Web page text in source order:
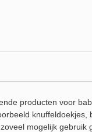
producten voor
knuffeldoekjes,
mogelijk gebruik